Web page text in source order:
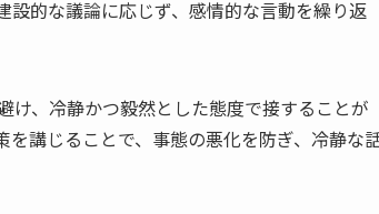
的な議論に応じず、感情的な言動を繰り返
け、冷静かつ毅然とした態度で接することが
講じることで、事態の悪化を防ぎ、冷静な